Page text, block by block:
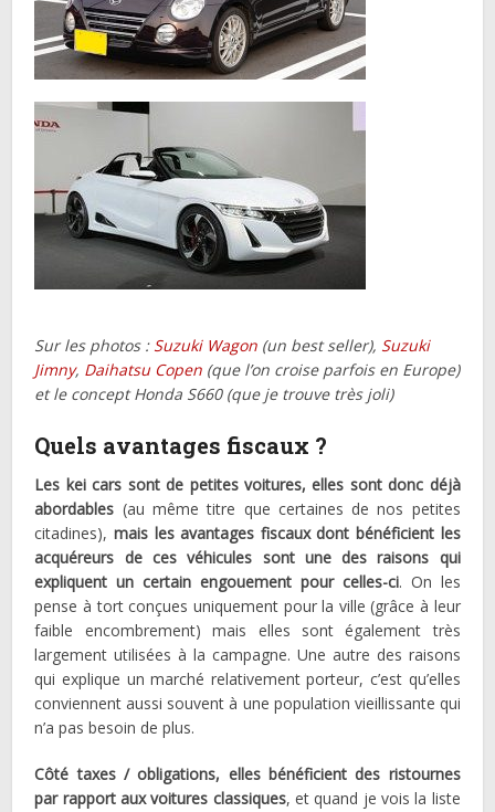
Sur les photos : Suzuki Wagon (un best seller), Suzuki
Jimny, Daihatsu Copen (que l’on croise parfois en Europe)
et le concept Honda S660 (que je trouve très joli)
Quels avantages fiscaux ?
Les kei cars sont de petites voitures, elles sont donc déjà
abordables (au même titre que certaines de nos petites
citadines), mais les avantages fiscaux dont bénéficient les
acquéreurs de ces véhicules sont une des raisons qui
expliquent un certain engouement pour celles-ci. On les
pense à tort conçues uniquement pour la ville (grâce à leur
faible encombrement) mais elles sont également très
largement utilisées à la campagne. Une autre des raisons
qui explique un marché relativement porteur, c’est qu’elles
conviennent aussi souvent à une population vieillissante qui
n’a pas besoin de plus.
Côté taxes / obligations, elles bénéficient des ristournes
par rapport aux voitures classiques, et quand je vois la liste